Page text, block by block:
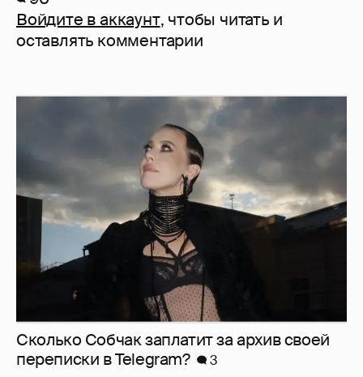
Войдите в аккаунт, чтобы читать и
оставлять комментарии
Сколько Собчак заплатит за архив своей
перeписки в Telegram?
3